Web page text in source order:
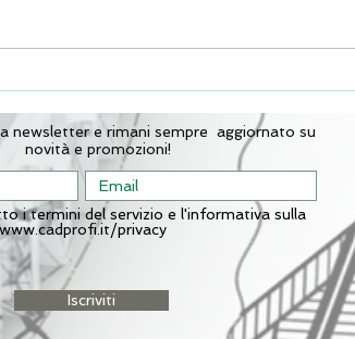
Tutorial
newsletter e rimani sempre aggiornato su
novità e promozioni!
i termini del servizio e l'informativa sulla
privacy
Iscriviti